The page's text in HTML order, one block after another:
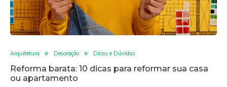
Arquitetura Decoração Dicas e Dúvidas
Reforma barata: 10 dicas para reformar sua casa
ou apartamento